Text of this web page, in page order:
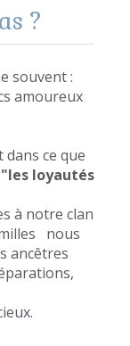
?
souvent :
amoureux
ce que
"les loyautés
à notre clan
nous
ancêtres